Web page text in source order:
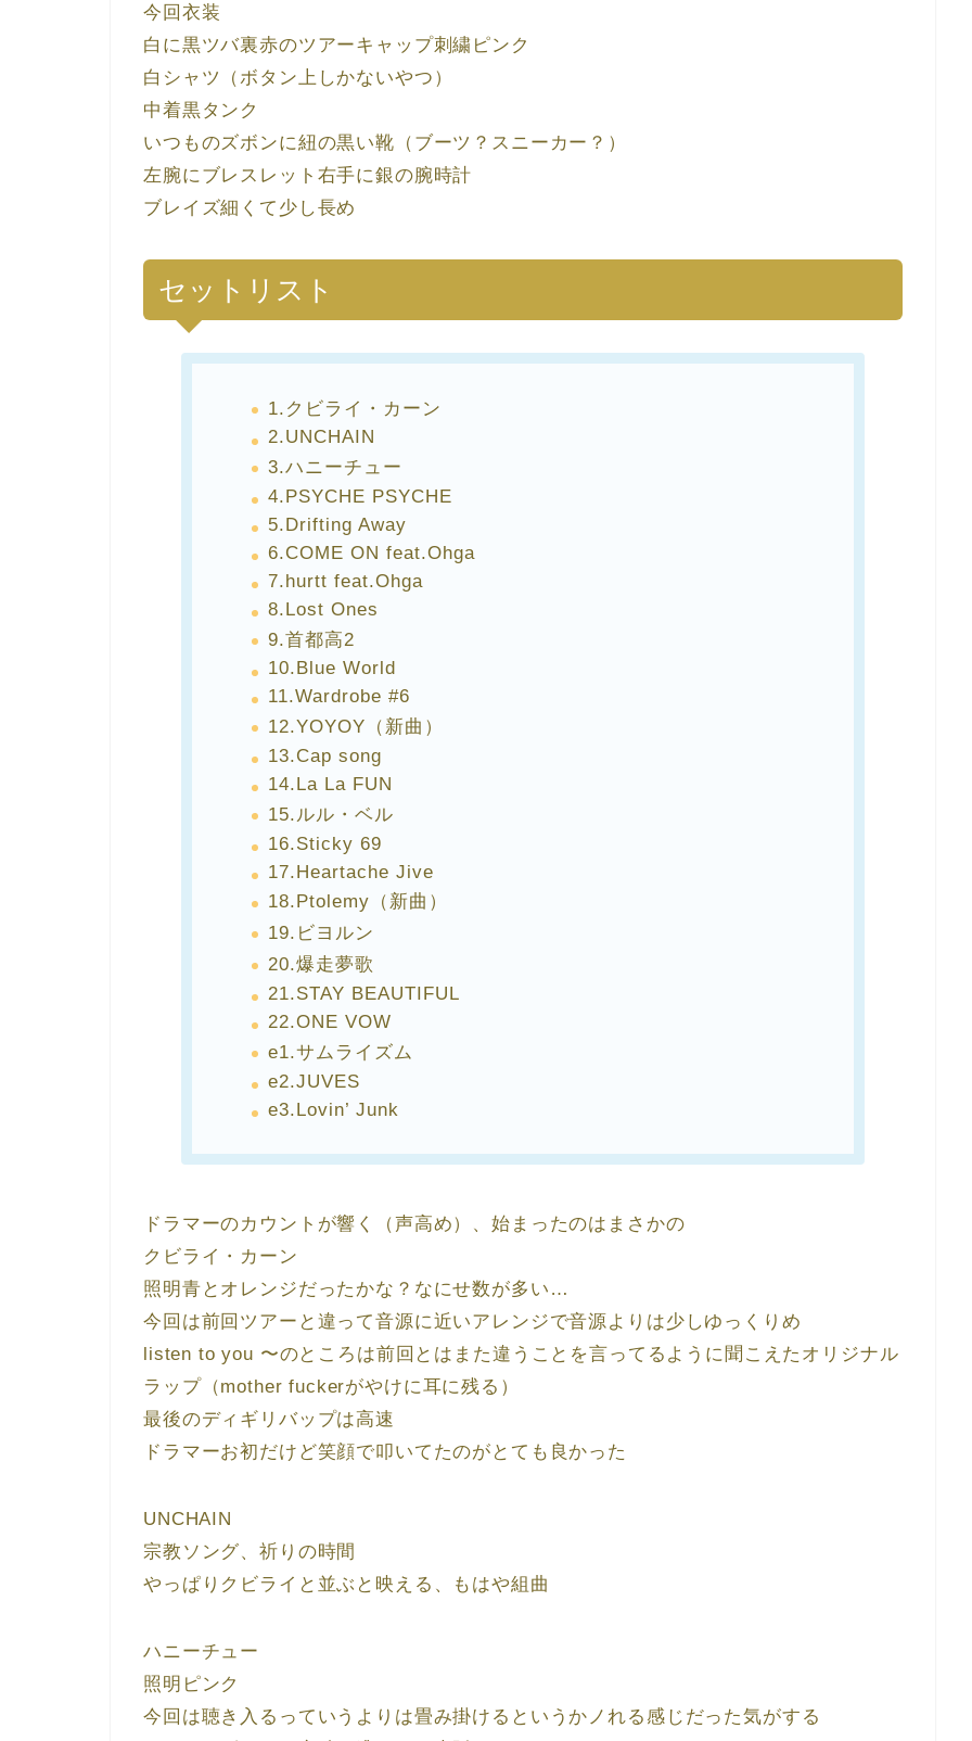
今回衣装
白に黒ツバ裏赤のツアーキャップ刺繍ピンク
白シャツ（ボタン上しかないやつ）
中着黒タンク
いつものズボンに紐の黒い靴（ブーツ？スニーカー？）
左腕にブレスレット右手に銀の腕時計
ブレイズ細くて少し長め
セットリスト
1.クビライ・カーン
2.UNCHAIN
3.ハニーチュー
4.PSYCHE PSYCHE
5.Drifting Away
6.COME ON feat.Ohga
7.hurtt feat.Ohga
8.Lost Ones
9.首都高2
10.Blue World
11.Wardrobe #6
12.YOYOY（新曲）
13.Cap song
14.La La FUN
15.ルル・ベル
16.Sticky 69
17.Heartache Jive
18.Ptolemy（新曲）
19.ビヨルン
20.爆走夢歌
21.STAY BEAUTIFUL
22.ONE VOW
e1.サムライズム
e2.JUVES
e3.Lovin’ Junk
ドラマーのカウントが響く（声高め）、始まったのはまさかの
クビライ・カーン
照明青とオレンジだったかな？なにせ数が多い…
今回は前回ツアーと違って音源に近いアレンジで音源よりは少しゆっくりめ
listen to you 〜のところは前回とはまた違うことを言ってるように聞こえたオリジナル
ラップ（mother fuckerがやけに耳に残る）
最後のディギリバップは高速
ドラマーお初だけど笑顔で叩いてたのがとても良かった
UNCHAIN
宗教ソング、祈りの時間
やっぱりクビライと並ぶと映える、もはや組曲
ハニーチュー
照明ピンク
今回は聴き入るっていうよりは畳み掛けるというかノれる感じだった気がする